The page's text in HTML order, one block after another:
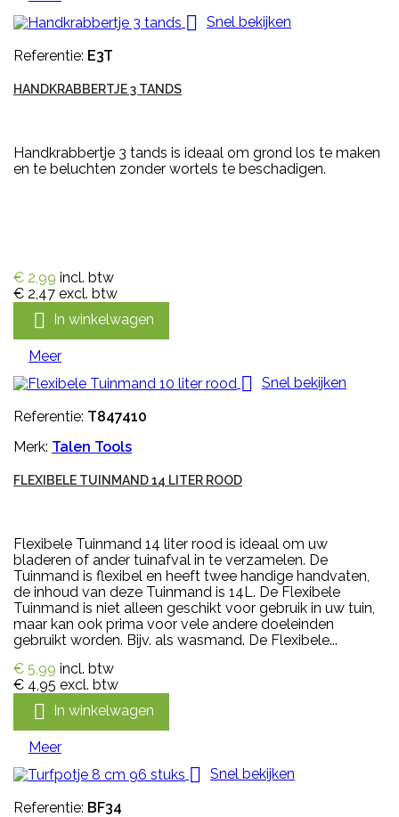
 Snel bekijken
Referentie: E3T
HANDKRABBERTJE 3 TANDS
Handkrabbertje 3 tands is ideaal om grond los te maken
en te beluchten zonder wortels te beschadigen.
€ 2,99 incl. btw
€ 2,47 excl. btw
 In winkelwagen
Meer
 Snel bekijken
Referentie: T847410
Merk: Talen Tools
FLEXIBELE TUINMAND 14 LITER ROOD
Flexibele Tuinmand 14 liter rood is ideaal om uw
bladeren of ander tuinafval in te verzamelen. De
Tuinmand is flexibel en heeft twee handige handvaten,
de inhoud van deze Tuinmand is 14L. De Flexibele
Tuinmand is niet alleen geschikt voor gebruik in uw tuin,
maar kan ook prima voor vele andere doeleinden
gebruikt worden. Bijv. als wasmand. De Flexibele...
€ 5,99 incl. btw
€ 4,95 excl. btw
 In winkelwagen
Meer
 Snel bekijken
Referentie: BF34